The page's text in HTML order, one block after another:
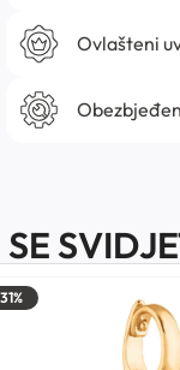
Ovlašteni